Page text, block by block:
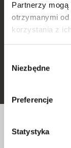
Partnerzy mogą
otrzymanymi
korzystania z
zgody
Niezbędne
Preferencje
Statystyka
FIDMarseille
Czy chcesz